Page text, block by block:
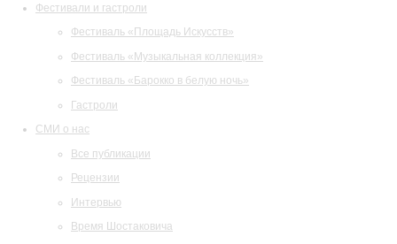
Фестивали и гастроли
Фестиваль «Площадь Искусств»
Фестиваль «Музыкальная коллекция»
Фестиваль «Барокко в белую ночь»
Гастроли
СМИ о нас
Все публикации
Рецензии
Интервью
Время Шостаковича